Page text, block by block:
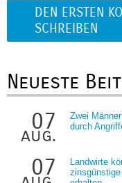
DEN ERSTEN
SCHREIBEN
Neueste
07
aug.
Zwei
durch
07
Landwirte